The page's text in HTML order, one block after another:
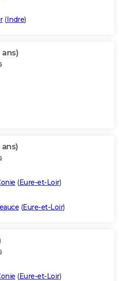
(Indre)
ans)
ans)
(Eure-et-Loir)
(Eure-et-Loir)
(Eure-et-Loir)